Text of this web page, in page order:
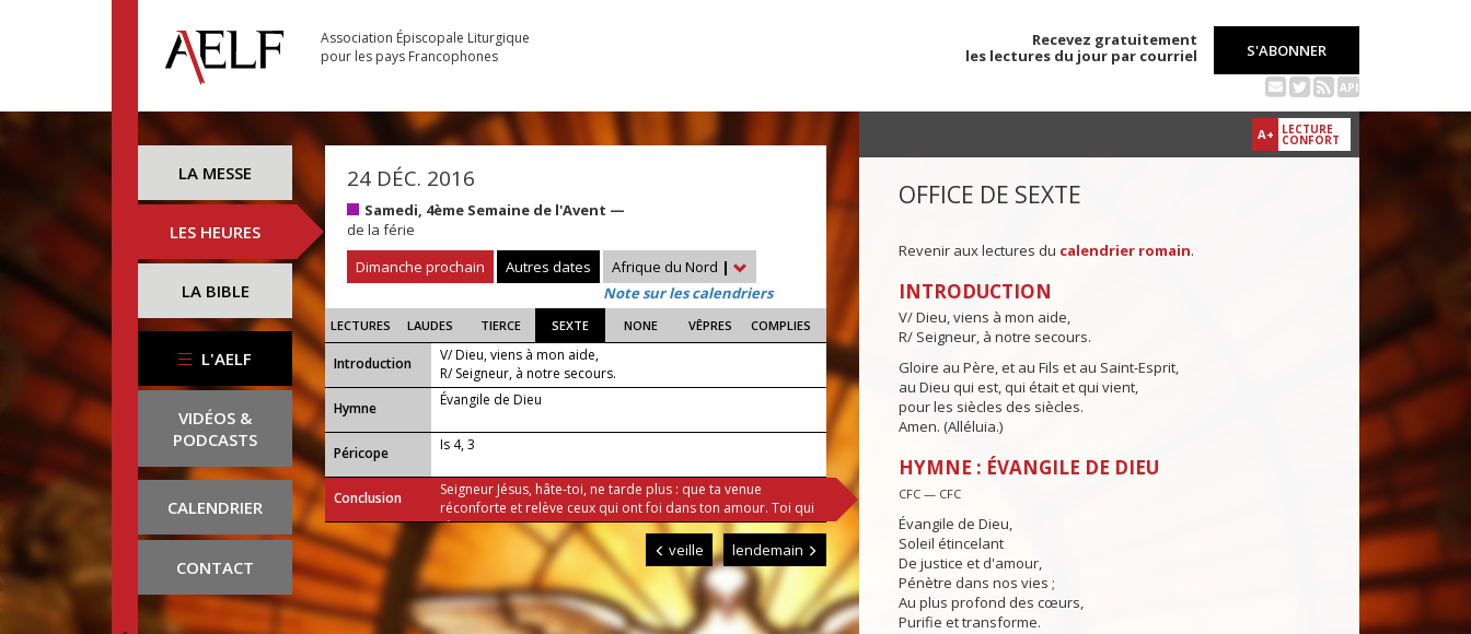
Association Épiscopale Liturgique
pour les pays Francophones
Recevez gratuitement
les lectures du jour par courriel
S'ABONNER
API
LA MESSE
LES HEURES
LA BIBLE
L'AELF
VIDÉOS &
PODCASTS
CALENDRIER
CONTACT
24 DÉC. 2016
Samedi, 4ème Semaine de l'Avent —
de la férie
Dimanche prochain
Autres dates Afrique du Nord |
Note sur les calendriers
LECTURES LAUDES TIERCE SEXTE NONE VÊPRES COMPLIES
Introduction
V/ Dieu, viens à mon aide,
R/ Seigneur, à notre secours.
...
Hymne Évangile de Dieu
Péricope Is 4, 3
Conclusion
Seigneur Jésus, hâte-toi, ne tarde plus : que ta venue
réconforte et relève ceux qui ont foi dans ton amour. Toi qui
règnes.
veille lendemain
A+ LECTURE
CONFORT
OFFICE DE SEXTE
Revenir aux lectures du calendrier romain.
INTRODUCTION
V/ Dieu, viens à mon aide,
R/ Seigneur, à notre secours.
Gloire au Père, et au Fils et au Saint-Esprit,
au Dieu qui est, qui était et qui vient,
pour les siècles des siècles.
Amen. (Alléluia.)
HYMNE : ÉVANGILE DE DIEU
CFC — CFC
Évangile de Dieu,
Soleil étincelant
De justice et d'amour,
Pénètre dans nos vies ;
Au plus profond des cœurs,
Purifie et transforme.